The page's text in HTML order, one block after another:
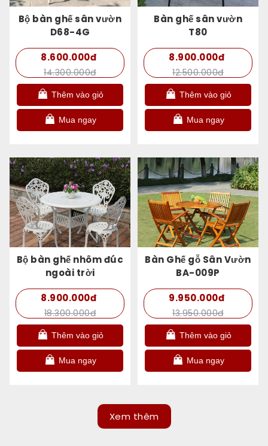
Bộ bàn ghế sân vườn
D68-4G
8.600.000đ
14.300.000đ
Thêm vào giỏ
Mua ngay
Bàn ghế sân vườn
T80
8.900.000đ
12.500.000đ
Thêm vào giỏ
Mua ngay
Bộ bàn ghế nhôm đúc
ngoài trời
8.900.000đ
18.300.000đ
Thêm vào giỏ
Mua ngay
Bàn Ghế gỗ Sân Vườn
BA-009P
9.950.000đ
13.950.000đ
Thêm vào giỏ
Mua ngay
Xem thêm